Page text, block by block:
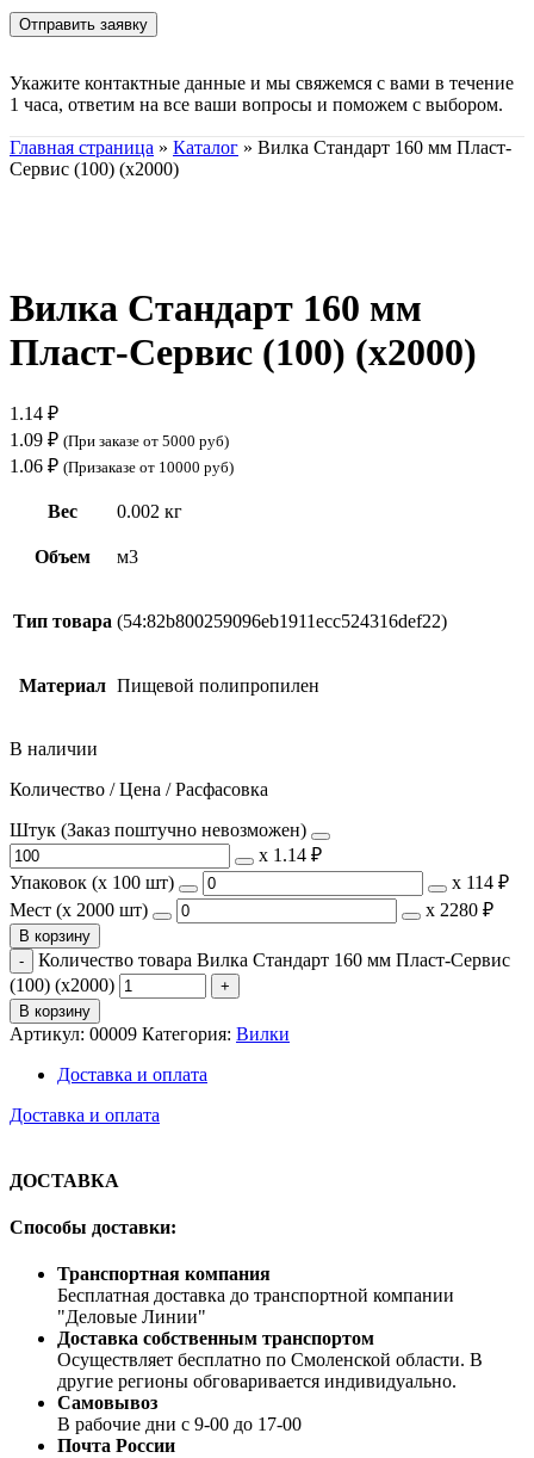
Укажите контактные данные и мы свяжемся с вами в течение
1 часа, ответим на все ваши вопросы и поможем с выбором.
Главная страница » Каталог » Вилка Стандарт 160 мм Пласт-
Сервис (100) (х2000)
Вилка Стандарт 160 мм
Пласт-Сервис (100) (х2000)
1.14 ₽
1.09 ₽ (При заказе от 5000 руб)
1.06 ₽ (Призаказе от 10000 руб)
Вес 0.002 кг
Объем м3
Тип товара (54:82b800259096eb1911ecc524316def22)
Материал Пищевой полипропилен
В наличии
Количество / Цена / Расфасовка
Штук (Заказ поштучно невозможен)
х 1.14 ₽
Упаковок (x 100 шт)
х 114 ₽
Мест (x 2000 шт)
х 2280 ₽
В корзину
Количество товара Вилка Стандарт 160 мм Пласт-Сервис
(100) (х2000)
В корзину
Артикул: 00009 Категория: Вилки
Доставка и оплата
Доставка и оплата
ДОСТАВКА
Способы доставки:
Транспортная компания
Бесплатная доставка до транспортной компании
"Деловые Линии"
Доставка собственным транспортом
Осуществляет бесплатно по Смоленской области. В
другие регионы обговаривается индивидуально.
Самовывоз
В рабочие дни с 9-00 до 17-00
Почта России